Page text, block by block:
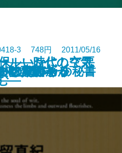
しているか
と天罰―
の家づくり
の秘密
防災読本
アメリカ
ル―時代の空気
―
3 748円 2011/05/16
―いかにして悪
くりわかる
ち 日本一の秘書
嘘